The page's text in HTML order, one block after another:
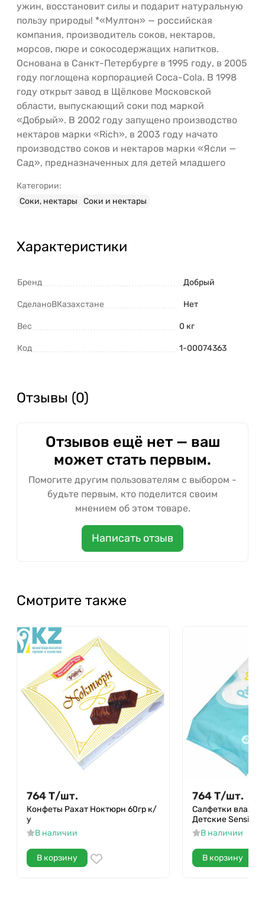
ужин, восстановит силы и подарит натуральную
пользу природы! *«Мултон» — российская
компания, производитель соков, нектаров,
морсов, пюре и сокосодержащих напитков.
Основана в Санкт-Петербурге в 1995 году, в 2005
году поглощена корпорацией Coca-Cola. В 1998
году открыт завод в Щёлкове Московской
области, выпускающий соки под маркой
«Добрый». В 2002 году запущено производство
нектаров марки «Rich», в 2003 году начато
производство соков и нектаров марки «Ясли —
Сад», предназначенных для детей младшего
Категории:
Соки, нектары
Соки и нектары
Характеристики
Бренд Добрый
СделаноВКазахстане Нет
Вес 0 кг
Код 1-00074363
Отзывы (0)
Отзывов ещё нет — ваш
может стать первым.
Помогите другим пользователям с выбором -
будьте первым, кто поделится своим
мнением об этом товаре.
Написать отзыв
Смотрите также
764Т/шт.
Конфеты Рахат Ноктюрн 60гр к/
у
В наличии
В корзину
764Т/шт.
Салфетки
Детские
В наличии
В корзину